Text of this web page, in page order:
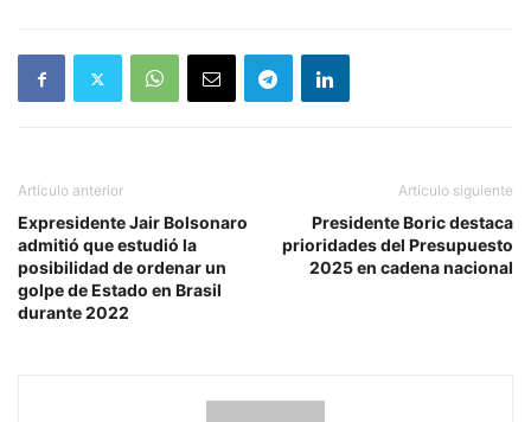
Artículo anterior
Expresidente Jair Bolsonaro
admitió que estudió la
posibilidad de ordenar un
golpe de Estado en Brasil
durante 2022
Artículo siguiente
Presidente Boric destaca
prioridades del Presupuesto
2025 en cadena nacional